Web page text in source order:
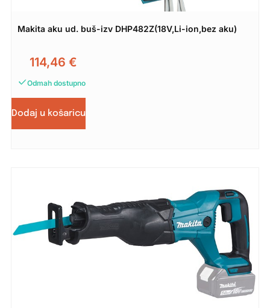
Makita aku ud. buš-izv DHP482Z(18V,Li-ion,bez aku)
114,46 €
Odmah dostupno
Dodaj u košaricu